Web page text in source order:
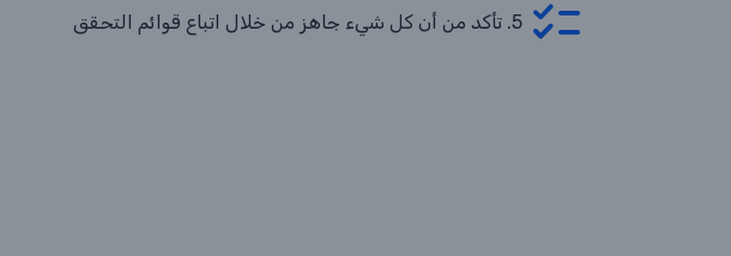
5. تأكد من أن كل شيء جاهز من خلال اتباع قوائم التحقق